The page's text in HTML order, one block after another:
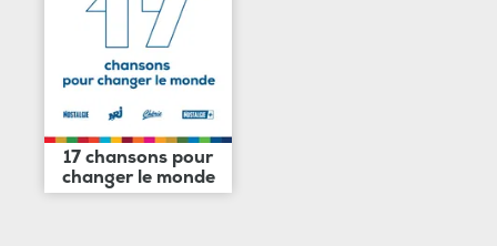
17 chansons pour
changer le monde